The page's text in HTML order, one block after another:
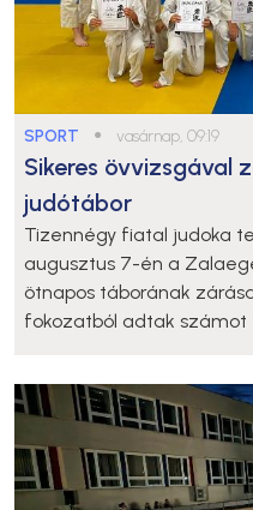
SPORT ● vasárnap, 09:19
Sikeres övvizsgával
judótábor
Tizennégy fiatal judoka
augusztus 7-én a
ötnapos táborának
fokozatból adtak számot